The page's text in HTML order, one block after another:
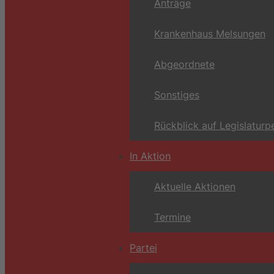
Anträge
Krankenhaus Melsungen
Abgeordnete
Sonstiges
Rückblick auf
In Aktion
Aktuelle Aktionen
Termine
Partei